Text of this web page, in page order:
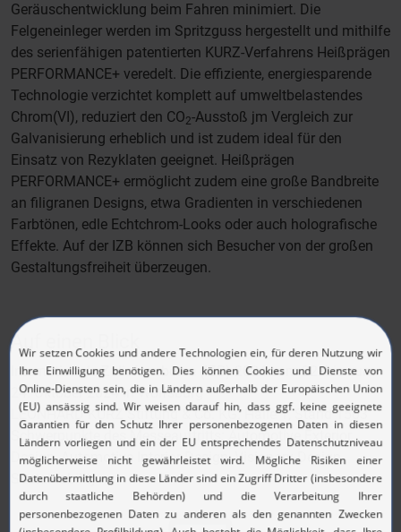
Geräuschentwicklung beim Fahren minimiert. Die
Felgeneinleger werden im Spritzguss hergestellt und mithilfe
des serienfähigen patentierten KURZ-Verfahrens Heißprägen
PERFORMANCE+ veredelt. Die effiziente, energiesparende
Technologie verzichtet komplett auf umweltbelastendes
Chrom(VI), reduziert den CO2-Ausstoß jm Vergleich zur
Galvanisierung erheblich und ist zudem ideal für den
Einsatz von Rezyklaten geeignet. Heißprägen
PERFORMANCE+ ermöglicht zudem eine große Bandbreite
an filigranen Designs, etwa Gradienten in verschiedenen
Farbtönen, edle Echtchrom-Looks oder auch holografische
Effekte. Auf der IZB können sich Besucher von der großen
Gestaltungsfreiheit überzeugen.
Auf einen Blick
Internationale Zuliefererbörse (IZB) 2024 vom 22. bis zum
24. Oktober 2024 in Wolfsburg
LEONHARD KURZ Stiftung & Co. KG: Halle 1, Stand 1503
Schwerpunkte des Messeauftritts: Automotive Exterior
Design, Automotive Interior Design, Visionary Design,
Sustainability